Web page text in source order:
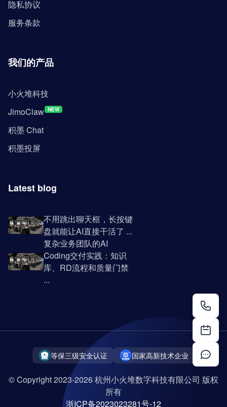
隐私协议
服务条款
我们的产品
小火堆科技
JimoClaw NEW
积墨 Chat
积墨投屏
Latest blog
不用跳出聊天框，长按键
盘就能让AI直接干活了 ...
复杂业务团队的AI
Coding交付实践：知识
库、RD流程和质量门禁
...
等保三级安全认证 国家高新技术企业
© Copyright 2023-2026 杭州小火堆数字科技有限公司 版权
所有
浙ICP备2023023281号-12